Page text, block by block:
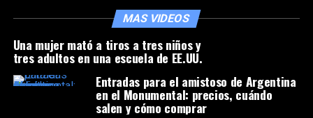
MAS VIDEOS
Una mujer mató a tiros a tres niños y
tres adultos en una escuela de EE.UU.
Entradas para el amistoso de Argentina
en el Monumental: precios, cuándo
salen y cómo comprar